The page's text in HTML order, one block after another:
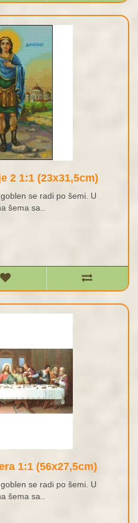
2 1:1 (23x31,5cm)
se radi po šemi. U
šema sa..
1:1 (56x27,5cm)
se radi po šemi. U
šema sa..